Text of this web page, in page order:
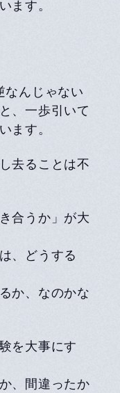
ます。
なんじゃない
、一歩引いて
ます。
去ることは不
合うか」が大
、どうする
か、なのかな
を大事にす
、間違ったか